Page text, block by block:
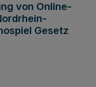
von Online-
Gesetz